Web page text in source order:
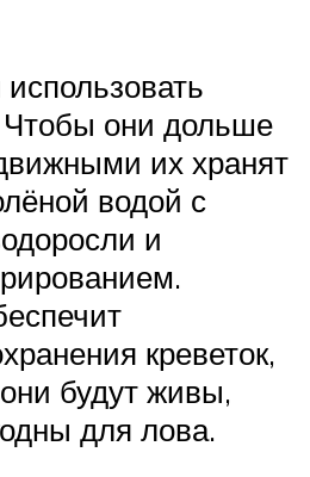
они дольше
их хранят
водой с
и
креветок,
будут живы,
для лова.